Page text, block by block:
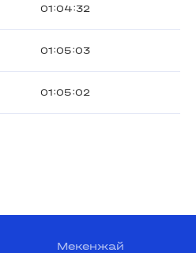
01:04:32
01:05:03
01:05:02
Мекенжай